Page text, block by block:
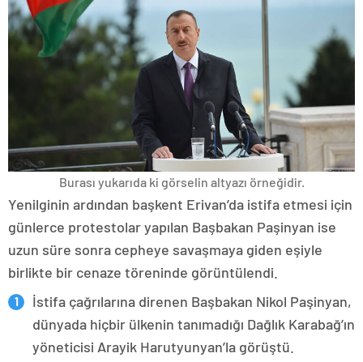
Burası yukarıda ki görselin altyazı örneğidir.
Yenilginin ardından başkent Erivan’da istifa etmesi için
günlerce protestolar yapılan Başbakan Paşinyan ise
uzun süre sonra cepheye savaşmaya giden eşiyle
birlikte bir cenaze töreninde görüntülendi.
İstifa çağrılarına direnen Başbakan Nikol Paşinyan,
dünyada hiçbir ülkenin tanımadığı Dağlık Karabağ’ın
yöneticisi Arayik Harutyunyan’la görüştü.